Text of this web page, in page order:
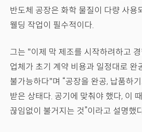
반도체 공장은 화학 물질이 다량 사용
웰딩 작업이 필수적이다.
그는 "이제 막 제조를 시작하려하고
업체가 초기 계약 비용과 일정대로 완
불가능하다"며 “공장을 완공, 납품하
받은 상태다. 공기에 맞춰야 했다, 이
끊임없이 불거지는 것”이라고 설명했